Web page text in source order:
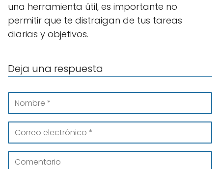
una herramienta útil, es importante no
permitir que te distraigan de tus tareas
diarias y objetivos.
Deja una respuesta